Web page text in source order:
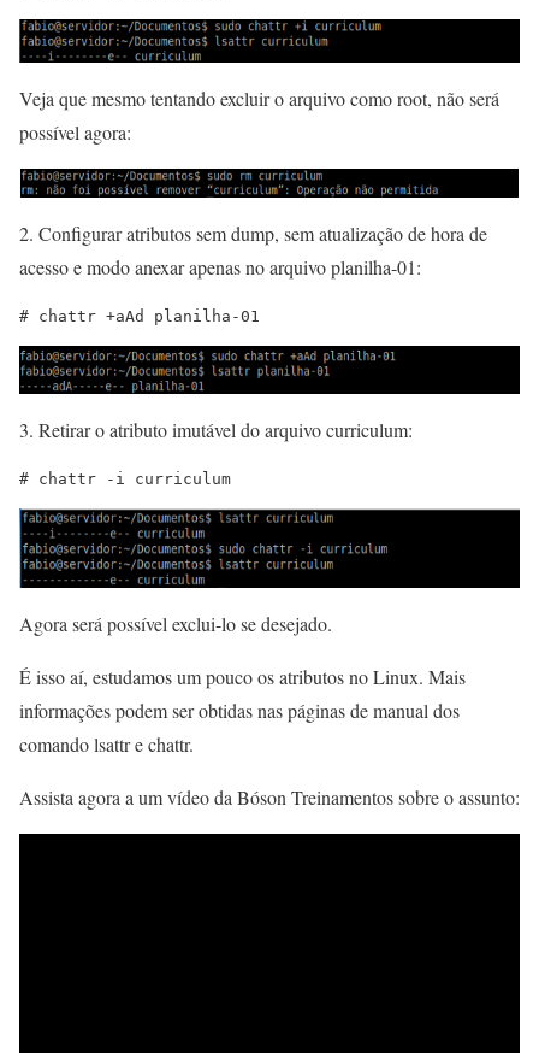
Veja que mesmo tentando excluir o arquivo como root, não será
possível agora:
2. Configurar atributos sem dump, sem atualização de hora de
acesso e modo anexar apenas no arquivo planilha-01:
# chattr +aAd planilha-01
3. Retirar o atributo imutável do arquivo curriculum:
# chattr -i curriculum
Agora será possível exclui-lo se desejado.
É isso aí, estudamos um pouco os atributos no Linux. Mais
informações podem ser obtidas nas páginas de manual dos
comando lsattr e chattr.
Assista agora a um vídeo da Bóson Treinamentos sobre o assunto: